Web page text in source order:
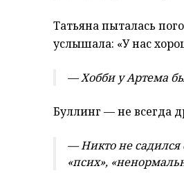
Татьяна пыталась
услышала: «У нас
— Хобби у Артема
Буллинг — не всегда
— Никто не садился
«псих»,